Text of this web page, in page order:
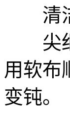
清洁
尖细
用软布
变钝。